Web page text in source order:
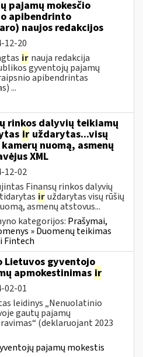
pajamų mokesčio
apibendrinto
naujos redakcijos
12-20
ir nauja redakcija
gyventojų pajamų
apibendrintas
...
rinkos dalyvių teikiamų
ir uždarytas...visų
nuomą, asmenų
XML
12-02
Finansų rinkos dalyvių
iruždarytas visų rūšių
asmenų atstovus...
kategorijos: Prašymai,
» Duomenų teikimas
Fintech
Lietuvos gyventojo
apmokestinimas ir
02-01
leidinys „Nenuolatinio
gautų pajamų
(deklaruojant 2023
pajamų mokestis